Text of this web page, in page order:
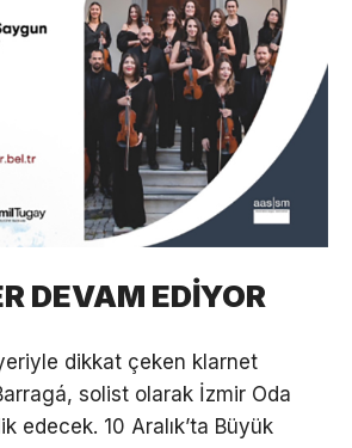
DEVAM EDİYOR
dikkat çeken klarnet
solist olarak İzmir Oda
edecek. 10 Aralık’ta Büyük